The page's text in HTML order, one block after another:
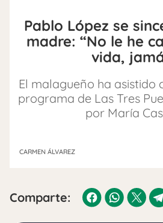
Pablo López se
madre: “No le he
vida,
El malagueño ha asistido
programa de Las Tres
por María
CARMEN ÁLVAREZ
Comparte: